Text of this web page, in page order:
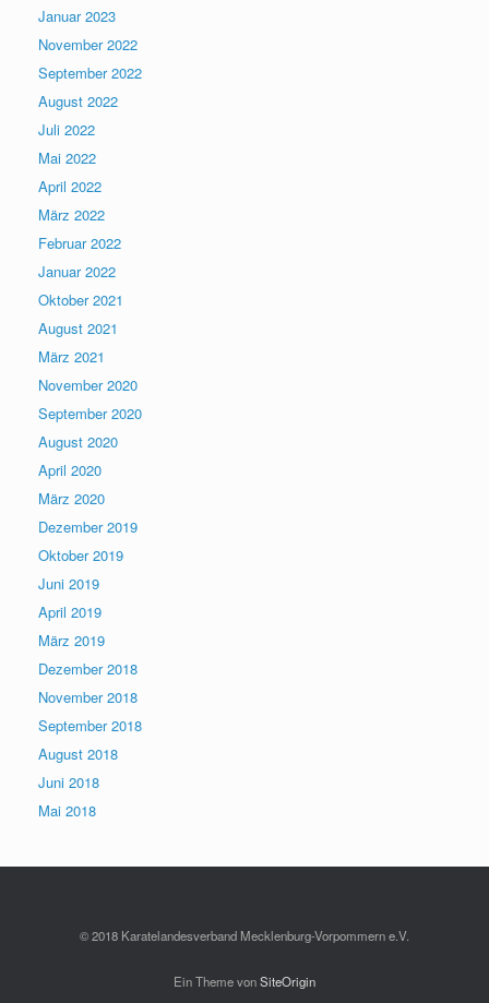
Januar 2023
November 2022
September 2022
August 2022
Juli 2022
Mai 2022
April 2022
März 2022
Februar 2022
Januar 2022
Oktober 2021
August 2021
März 2021
November 2020
September 2020
August 2020
April 2020
März 2020
Dezember 2019
Oktober 2019
Juni 2019
April 2019
März 2019
Dezember 2018
November 2018
September 2018
August 2018
Juni 2018
Mai 2018
© 2018 Karatelandesverband Mecklenburg-Vorpommern e.V.
Ein Theme vonSiteOrigin